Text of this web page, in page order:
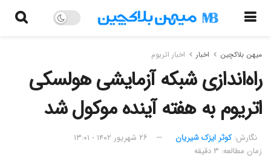
میهن بلاکچین اخبار اخبار اتریوم
راه‌اندازی شبکه آزمایشی هولسکی
اتریوم به هفته آینده موکول شد
نگارش:‌ کوثر ایزک شیریان
۲۶ شهریور ۱۴۰۲ - ۱۳:۰۱
زمان مطالعه: ۳ دقیقه